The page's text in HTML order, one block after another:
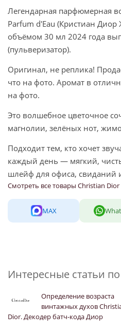
Легендарная парфюмерная
Parfum d'Eau (Кристиан
объёмом 30 мл 2024 года
(пульверизатор).
Оригинал, не реплика!
что на фото. Аромат в
на фото.
Это волшебное цветочное
магнолии, зелёных нот,
Подходит тем, кто хочет
каждый день — мягкий,
шлейф для офиса, свиданий
Смотреть все товары Christian
MAX
Интересные статьи
Определение возраста
винтажных духов
Dior. Декодер батч-кода Диор